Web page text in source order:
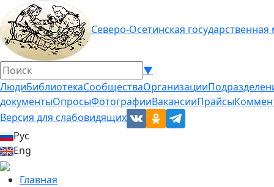
Северо-Осетинская
▼
ЛюдиБиблиотекаСообществаОрганизации
документыОпросыФотографииВакансииПрайсы
Версия для слабовидящих
Рус
Eng
Главная